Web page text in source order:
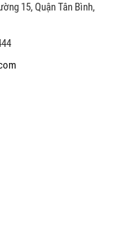
15, Quận Tân Bình,